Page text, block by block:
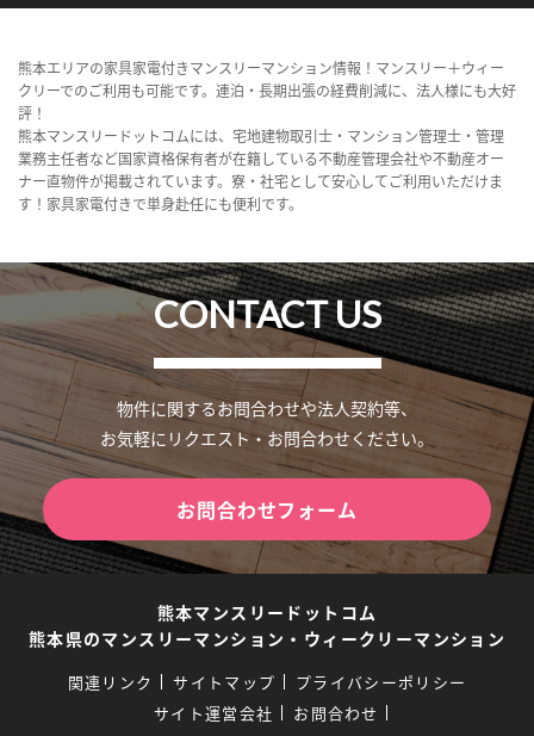
熊本エリアの家具家電付きマンスリーマンション情報！マンスリー＋ウィー
クリーでのご利用も可能です。連泊・長期出張の経費削減に、法人様にも大好
評！
熊本マンスリードットコムには、宅地建物取引士・マンション管理士・管理
業務主任者など国家資格保有者が在籍している不動産管理会社や不動産オー
ナー直物件が掲載されています。寮・社宅として安心してご利用いただけま
す！家具家電付きで単身赴任にも便利です。
CONTACT US
物件に関するお問合わせや法人契約等、
お気軽にリクエスト・お問合わせください。
お問合わせフォーム
熊本マンスリードットコム
熊本県のマンスリーマンション・ウィークリーマンション
関連リンク サイトマップ
プライバシーポリシー
サイト運営会社
お問合わせ